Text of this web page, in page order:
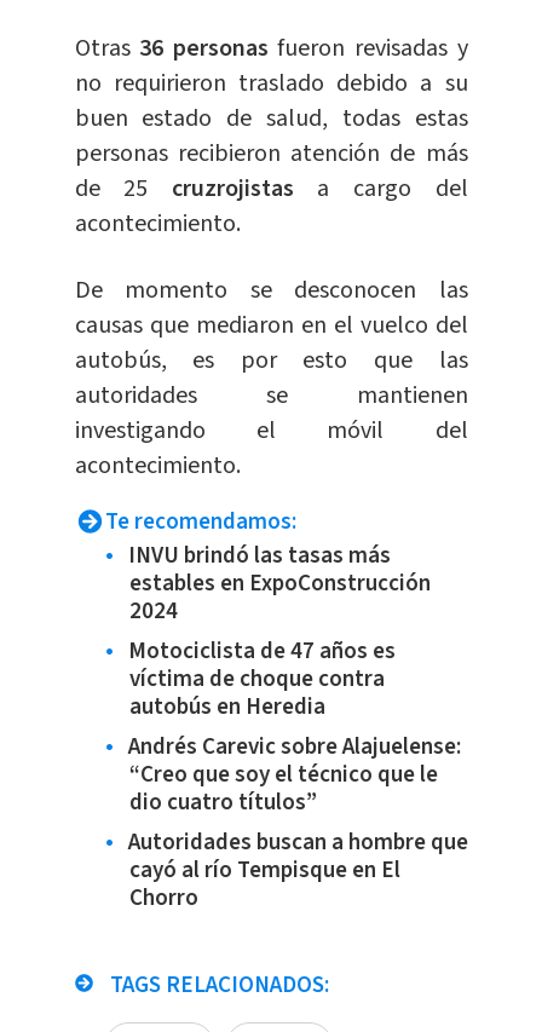
Otras36 personas fueron revisadas y
no requirieron traslado debido a su
buen estado de salud, todas estas
personas recibieron atención de más
de 25 cruzrojistas a cargo del
acontecimiento.
De momento se desconocen las
causas que mediaron en el vuelco del
autobús, es por esto que las
autoridades se mantienen
investigando el móvil del
acontecimiento.
Te recomendamos:
INVU brindó las tasas más
estables en ExpoConstrucción
2024
Motociclista de 47 años es
víctima de choque contra
autobús en Heredia
Andrés Carevic sobre Alajuelense:
“Creo que soy el técnico que le
dio cuatro títulos”
Autoridades buscan a hombre que
cayó al río Tempisque en El
Chorro
TAGS RELACIONADOS: